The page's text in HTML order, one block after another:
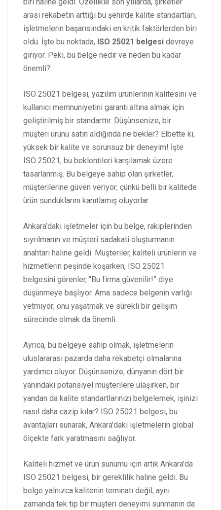
arası rekabetin arttığı bu şehirde kalite standartları,
işletmelerin başarısındaki en kritik faktörlerden biri
oldu. İşte bu noktada, ISO 25021 belgesi devreye
giriyor. Peki, bu belge nedir ve neden bu kadar
önemli?
ISO 25021 belgesi, yazılım ürünlerinin kalitesini ve
kullanıcı memnuniyetini garanti altına almak için
geliştirilmiş bir standarttır. Düşünsenize, bir
müşteri ürünü satın aldığında ne bekler? Elbette ki,
yüksek bir kalite ve sorunsuz bir deneyim! İşte
ISO 25021, bu beklentileri karşılamak üzere
tasarlanmış. Bu belgeye sahip olan şirketler,
müşterilerine güven veriyor; çünkü belli bir kalitede
ürün sunduklarını kanıtlamış oluyorlar.
Ankara’daki işletmeler için bu belge, rakiplerinden
sıyrılmanın ve müşteri sadakati oluşturmanın
anahtarı haline geldi. Müşteriler, kaliteli ürünlerin ve
hizmetlerin peşinde koşarken, ISO 25021
belgesini görenler, “Bu firma güvenilir!” diye
düşünmeye başlıyor. Ama sadece belgenin varlığı
yetmiyor; onu yaşatmak ve sürekli bir gelişim
sürecinde olmak da önemli.
Ayrıca, bu belgeye sahip olmak, işletmelerin
uluslararası pazarda daha rekabetçi olmalarına
yardımcı oluyor. Düşünsenize, dünyanın dört bir
yanındaki potansiyel müşterilere ulaşırken, bir
yandan da kalite standartlarınızı belgelemek, işinizi
nasıl daha cazip kılar? ISO 25021 belgesi, bu
avantajları sunarak, Ankara'daki işletmelerin global
ölçekte fark yaratmasını sağlıyor.
Kaliteli hizmet ve ürün sunumu için artık Ankara'da
ISO 25021 belgesi, bir gereklilik haline geldi. Bu
belge yalnızca kalitenin teminatı değil, aynı
zamanda tek tip bir müşteri deneyimi sunmanın da